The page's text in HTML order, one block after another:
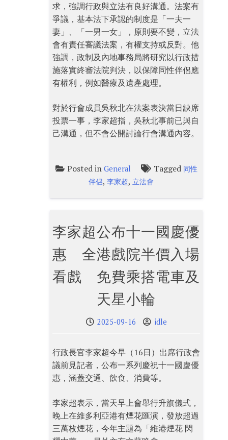
求，強調行政與立法有良好溝通。法案有
爭議，基本法下承認的制度是「一夫一
妻」、「一男一女」，原則要不變，立法
會有責任審議法案，有權支持或反對。他
強調，政制及內地事務局將研究以行政措
施落實終審法院判決，以保障同性伴侶應
有權利，例如醫療及遺產處理。
對於行會成員吳秋北在法案表決當日缺席
投票一事，李家超指，吳秋北事前已與自
己溝通，但不會公開討論行會溝通內容。
Posted in General Tagged 同性
伴侶,李家超, 立法會
李家超公布十一國慶優
惠 全港戲院半價入場
看戲 免費乘搭電車及
天星小輪
2025-09-16 idle
行政長官李家超今早（16日）出席行政會
議前見記者，公布一系列慶祝十一國慶優
惠，涵蓋交通、飲食、消費等。
李家超表示，當天早上會舉行升旗儀式，
晚上在維多利亞港有煙花匯演，發放超過
三萬枚煙花，今年主題為「維港煙花 閃